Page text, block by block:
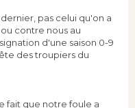
pas celui qu'on a
contre nous au
d'une saison 0-9
des troupiers du
fait que notre foule a